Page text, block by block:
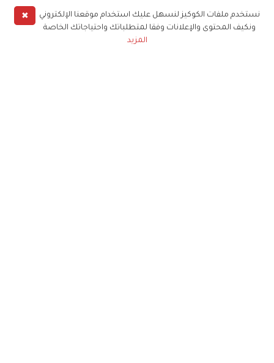
✖
نستخدم ملفات الكوكيز لنسهل عليك استخدام موقعنا الإلكتروني
ونكيف المحتوى والإعلانات وفقا لمتطلباتك واحتياجاتك الخاصة
المزيد